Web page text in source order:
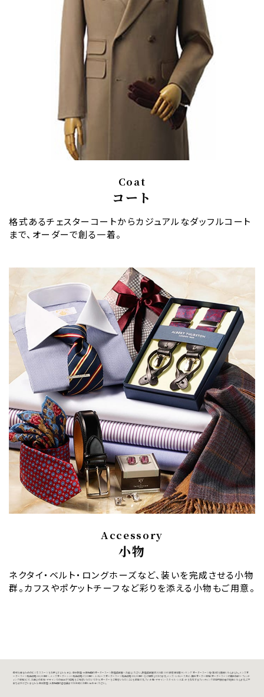
Coat
コート
格式あるチェスターコートからカジュアルなダッフルコート
まで、オーダーで創る一着。
Accessory
小物
ネクタイ・ベルト・ロングホーズなど、装いを完成させる小物
群。カフスやポケットチーフなど彩りを添える小物もご用意。
信頼を得るためのビジネススーツをお探しでしたら、ぜひ、東京銀座・大阪梅田のオーダースーツ銀座英國屋へお越しください。銀座英國屋は2026年 GMO顧客満足度ランキング オーダースーツ店 第1位を獲得いたしました。メンズオ
ーダースーツ税込価格242,000円～、メンズオーダーシャツ税込価格27,500円～、レディースオーダースーツ税込価格308,000円～をご用意しております。メンズ・レディース共に、無料オーダー体験（オーダースーツの無料相談＋フィッテ
ィング体験）にて、お選びの生地・デザインでの仕上がり価格をご確認いただいてから、オーダーをご検討いただくことも可能です。フィット感・デザイン・スタイル・シルエットを左右するフィッティングは専門技術者が担当いたします。ご不
安な点がございましたら、東京銀座・大阪梅田の各店舗までお気軽にお問い合わせください。